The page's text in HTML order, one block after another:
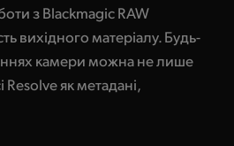
з Blackmagic RAW
вихідного матеріалу. Будь-
камери можна не лише
як метадані,